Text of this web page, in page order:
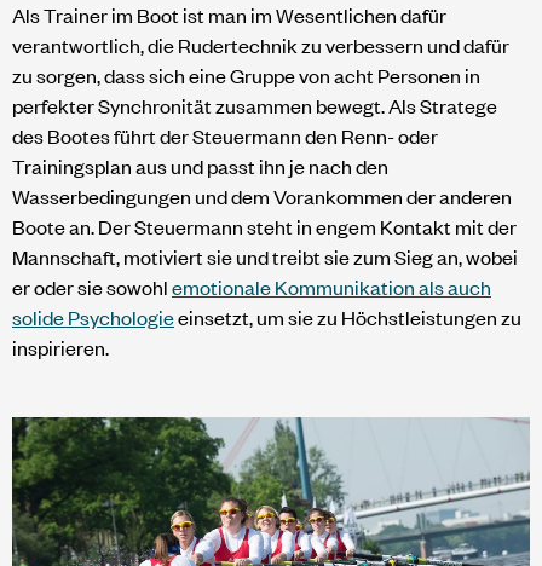
Als Trainer im Boot ist man im Wesentlichen dafür
verantwortlich, die Rudertechnik zu verbessern und dafür
zu sorgen, dass sich eine Gruppe von acht Personen in
perfekter Synchronität zusammen bewegt. Als Stratege
des Bootes führt der Steuermann den Renn- oder
Trainingsplan aus und passt ihn je nach den
Wasserbedingungen und dem Vorankommen der anderen
Boote an. Der Steuermann steht in engem Kontakt mit der
Mannschaft, motiviert sie und treibt sie zum Sieg an, wobei
er oder sie sowohlemotionale Kommunikation als auch
solide Psychologieeinsetzt, um sie zu Höchstleistungen zu
inspirieren.